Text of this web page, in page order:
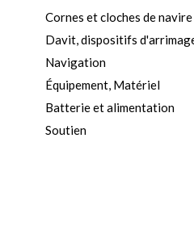
Cornes et cloches de navire
Davit, dispositifs
Navigation
Équipement, Matériel
Batterie et alimentation
Soutien